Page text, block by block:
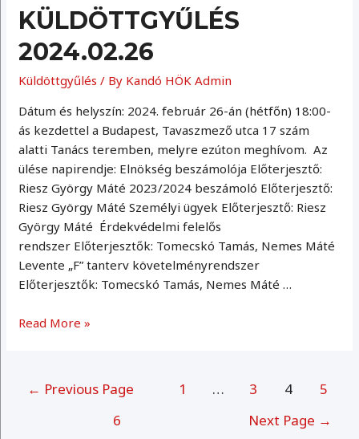
KÜLDÖTTGYŰLÉS
2024.02.26
Küldöttgyűlés / By Kandó HÖK Admin
Dátum és helyszín: 2024. február 26-án (hétfőn) 18:00-
ás kezdettel a Budapest, Tavaszmező utca 17 szám
alatti Tanács teremben, melyre ezúton meghívom. Az
ülése napirendje: Elnökség beszámolója Előterjesztő:
Riesz György Máté 2023/2024 beszámoló Előterjesztő:
Riesz György Máté Személyi ügyek Előterjesztő: Riesz
György Máté Érdekvédelmi felelős
rendszer Előterjesztők: Tomecskó Tamás, Nemes Máté
Levente „F” tanterv követelményrendszer
Előterjesztők: Tomecskó Tamás, Nemes Máté …
Küldöttgyűlés
Read More »
Bejegyzések
← Previous Page 1 … 3 4
5
6
Next Page →